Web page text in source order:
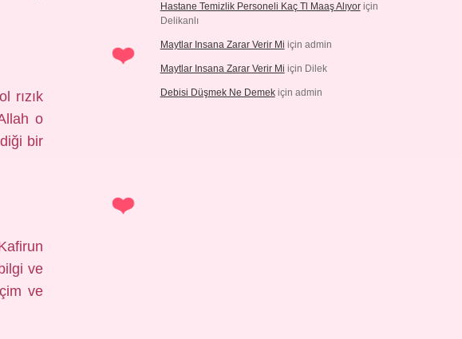
rızık
o
bir
ve
ve
Hastane Temizlik Personeli Kaç Tl Maaş Alıyoriçin
Delikanlı
Maytlar Insana Zarar Verir Mi için admin
Maytlar Insana Zarar Verir Mi için Dilek
Debisi Düşmek Ne Demekiçin admin